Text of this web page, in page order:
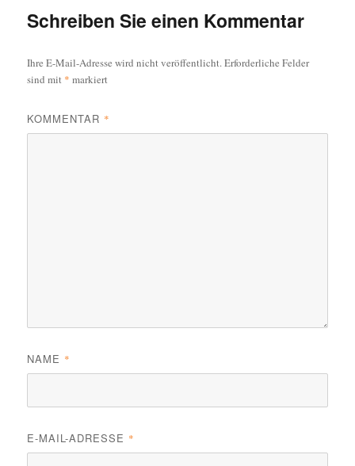
o
Schreiben Sie einen Kommentar
Ihre E-Mail-Adresse wird nicht veröffentlicht.Erforderliche Felder
sind mit * markiert
KOMMENTAR *
NAME *
E-MAIL-ADRESSE *